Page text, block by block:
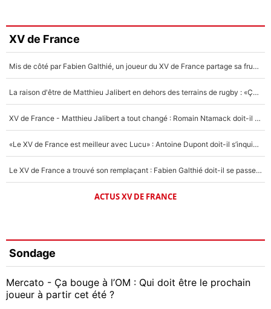
XV de France
Mis de côté par Fabien Galthié, un joueur du XV de France partage sa frustration : «ils ne me l’ont pas dit tout de suite»
La raison d'être de Matthieu Jalibert en dehors des terrains de rugby : «Ça m'atteint autant que si tu touches à un membre de ma famille»
XV de France - Matthieu Jalibert a tout changé : Romain Ntamack doit-il s’inquiéter pour sa place à un an de la Coupe du monde ?
«Le XV de France est meilleur avec Lucu» : Antoine Dupont doit-il s’inquiéter pour sa place ?
Le XV de France a trouvé son remplaçant : Fabien Galthié doit-il se passer d'Antoine Dupont ?
ACTUS XV DE FRANCE
Sondage
Mercato - Ça bouge à l’OM : Qui doit être le prochain
joueur à partir cet été ?